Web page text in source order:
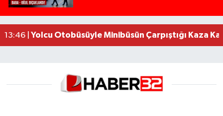
17:08 |Alevlere Teslim Olan Gecekondu Kullanılamaz
13:46 | Yolcu Otobüsüyle Minibüsün Çarpıştığı Kaza